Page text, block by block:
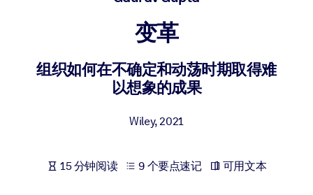
果。
用值得信赖且即插即用的商业知识丰富您的企业图书馆。
利用可靠、结构化的知识为您的人工智能系统提供动力，以改善输
变革
组织如何在不确定和动荡时期取得难
以想象的成果
Wiley,2021
15 分钟阅读 9 个要点速记 可用文本